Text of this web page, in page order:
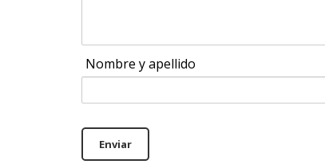
Nombre y apellido
Enviar